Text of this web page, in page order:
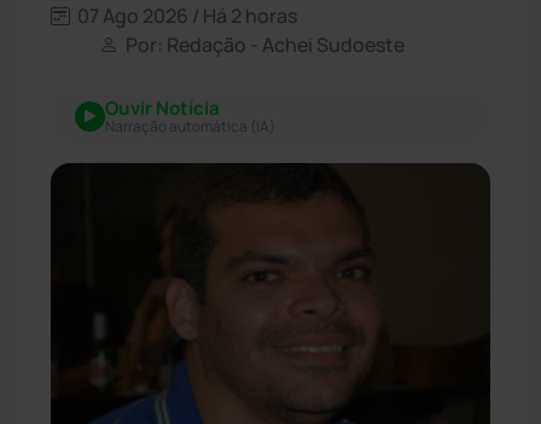
07 Ago 2026 / Há 2 horas
Por: Redação - Achei Sudoeste
Ouvir Notícia
Narração automática (IA)